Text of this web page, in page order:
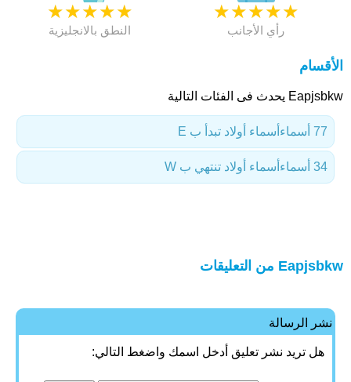
★
★
★
★
★
النطق بالانجليزية
★
★
★
★
★
رأي الأجانب
الأقسام
Eapjsbkw يحدث فى الفئات التالية
أسماء أولاد تبدأ ب E 77 أسماء
أسماء أولاد تنتهي ب W 34 أسماء
Eapjsbkw من التعليقات
نشر الرسالة
هل تريد نشر تعليق أدخل اسمك واضغط التالي: